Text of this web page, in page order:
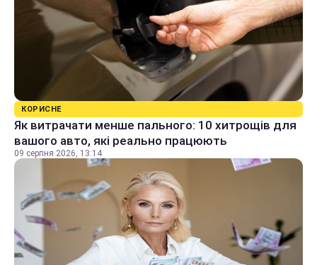
КОРИСНЕ
Як витрачати менше пального: 10 хитрощів для
вашого авто, які реально працюють
09 серпня 2026, 13:14